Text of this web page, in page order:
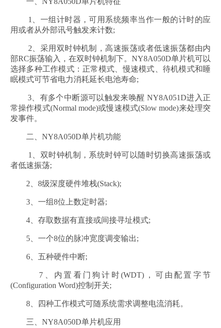
1、一组计时器，可用系统频率当作一般的计时的应
用或者从外部讯号触发来计数;
2、采用双时钟机制，高速振荡或者低速振荡都由内
部RC振荡输入，在双时钟机制下。NY8A050D单片机可以
选择多种工作模式：正常模式、慢速模式、待机模式和睡
眠模式可节省电力消耗延长电池寿命;
3、有多个中断源可以触发来唤醒 NY8A051D进入正
常操作模式(Normal mode)或慢速模式(Slow mode)来处理突
发事件。
二、NY8A050D单片机功能
1、双时钟机制，系统时钟可以随时切换高速振荡或
者低速振荡;
2、8级深度硬件堆栈(Stack);
3、一组8位上数定时器;
4、存取数据有直接或间接寻址模式;
5、一个8位的脉冲宽度调变输出;
6、五种硬件中断;
7、内置看门狗计时(WDT)，可由配置字节
(Configuration Word)控制开关;
8、四种工作模式可随系统需求调整电流消耗。
三、NY8A050D单片机应用